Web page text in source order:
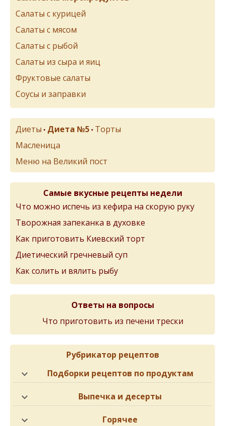
Салаты с курицей
Салаты с мясом
Салаты с рыбой
Салаты из сыра и яиц
Фруктовые салаты
Соусы и заправки
Диеты • Диета №5 • Торты
Масленица
Меню на Великий пост
Самые вкусные рецепты недели
Что можно испечь из кефира на скорую руку
Творожная запеканка в духовке
Как приготовить Киевский торт
Диетический гречневый суп
Как солить и вялить рыбу
Ответы на вопросы
Что приготовить из печени трески
Рубрикатор рецептов
Подборки рецептов по продуктам
Выпечка и десерты
Горячее